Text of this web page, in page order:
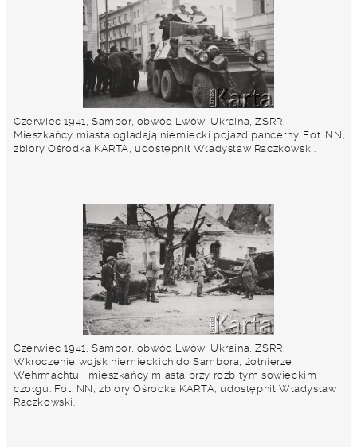
Czerwiec 1941, Sambor, obwód Lwów, Ukraina, ZSRR.
Mieszkańcy miasta ogladają niemiecki pojazd pancerny. Fot. NN,
zbiory Ośrodka KARTA, udostępnił Władysław Raczkowski.
Czerwiec 1941, Sambor, obwód Lwów, Ukraina, ZSRR.
Wkroczenie wojsk niemieckich do Sambora, żołnierze
Wehrmachtu i mieszkańcy miasta przy rozbitym sowieckim
czołgu. Fot. NN, zbiory Ośrodka KARTA, udostępnił Władysław
Raczkowski.